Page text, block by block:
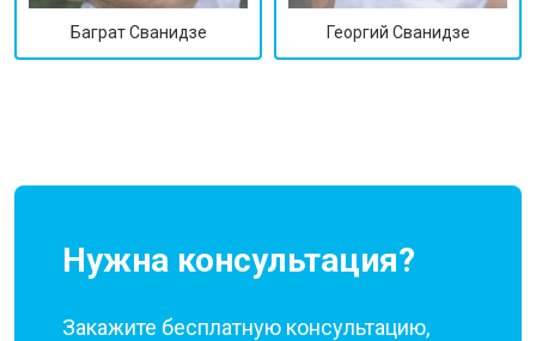
Баграт Сванидзе Георгий Сванидзе
Нужна консультация?
Закажите бесплатную консультацию,